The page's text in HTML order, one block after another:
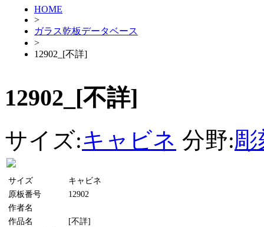
HOME
>
ガラス乾板データベース
>
12902_[不詳]
12902_[不詳]
サイズ:キャビネ 分野:彫
サイズ
キャビネ
原板番号
12902
作者名
作品名
[不詳]